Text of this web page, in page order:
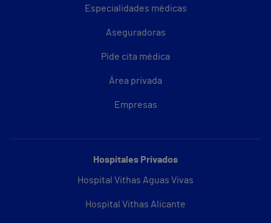
Especialidades médicas
Aseguradoras
Pide cita médica
Área privada
Empresas
Hospitales Privados
Hospital Vithas Aguas Vivas
Hospital Vithas Alicante